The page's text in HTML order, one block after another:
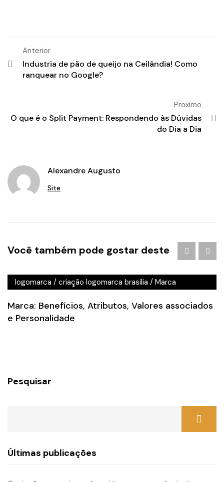
Anterior
Industria de pão de queijo na Ceilândia! Como
ranquear no Google?
Proximo
O que é o Split Payment: Respondendo às Dúvidas
do Dia a Dia
Alexandre Augusto
Site
Você também pode gostar deste
agencia de
publicidade em brasilia/Branding/ criação de logo
logomarca / criação logomarca brasilia / Marca
Marca: Benefícios, Atributos, Valores associados
e Personalidade
Pesquisar
Últimas publicações